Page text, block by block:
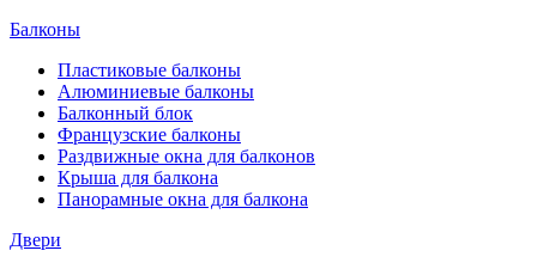
Балконы
Пластиковые балконы
Алюминиевые балконы
Балконный блок
Французские балконы
Раздвижные окна для балконов
Крыша для балкона
Панорамные окна для балкона
Двери